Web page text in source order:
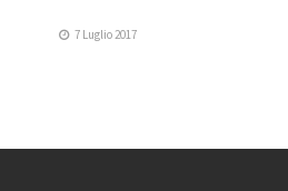
7 Luglio 2017